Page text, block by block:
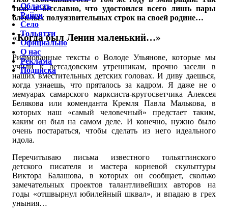
тихо и бесславно, что удостоился всего лишь пары
блеклых полуязвительных строк на своей родине…
«Когда был Ленин маленький…»
Рифмованные тексты о Володе Ульянове, которые мы
учили к детсадовским утренникам, прочно засели в
наших вместительных детских головах. И диву даешься,
когда узнаешь, что пряталось за кадром. Я даже не о
мемуарах самарского марксиста-кругосветчика Алексея
Белякова или коменданта Кремля Павла Малькова, в
которых наш «самый человечный» предстает таким,
каким он был на самом деле. И конечно, нужно было
очень постараться, чтобы сделать из него идеального
идола.
Перечитываю письма известного тольяттинского
детского писателя и мастера корневой скульптуры
Виктора Балашова, в которых он сообщает, сколько
замечательных проектов талантливейших авторов на
годы «отшвырнул юбилейный шквал», и впадаю в грех
уныния…
Область
Район
Село
Тольятти
Официально
О нас
Реклама
Подписка